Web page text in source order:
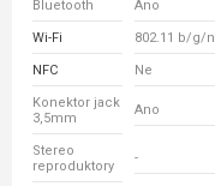
Bluetooth Ano
Wi-Fi 802.11 b/g/n
NFC Ne
Konektor jack
3,5mm
Ano
Stereo
reproduktory
-